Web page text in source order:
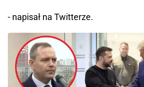
- napisał na Twitterze.